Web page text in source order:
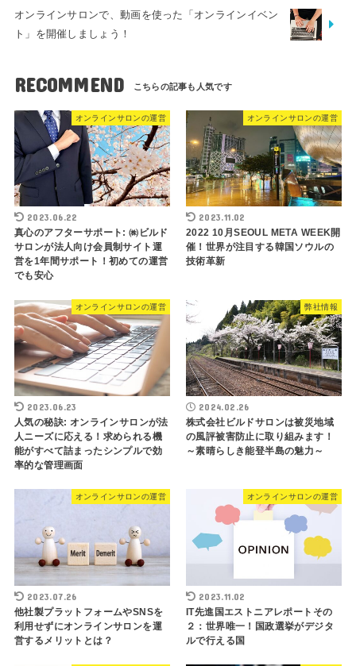
オンラインサロンで、動画を使った「オンラインイベン
ト」を開催しましょう！
RECOMMEND
オンラインサロンの運営
2023.06.22
真心のアフターサポート: ㈱ビルド
サロンが法人向け会員制サイト運
営を1年間サポート！初めての運営
でも安心
オンラインサロンの運営
2023.11.02
2022 10月SEOUL META WEEK開
催！世界が注目する韓国ソウルの
技術革新
オンラインサロンの運営
2023.06.23
人気の秘訣: オンラインサロンが法
人ニーズに応える！求められる機
能がすべて詰まったシンプルで効
率的な管理画面
弊社情報
2024.02.26
株式会社ビルドサロンは被災地域
の風評被害防止に取り組みます！
～素晴らしき能登半島の魅力～
オンラインサロンの運営
2023.07.26
他社製プラットフォームやSNSを
利用せずにオンラインサロンを運
営するメリットとは？
オンラインサロンの運営
2023.11.02
IT先進国エストニアレポートその
２：世界唯一！国政選挙がデジタ
ルで行える国